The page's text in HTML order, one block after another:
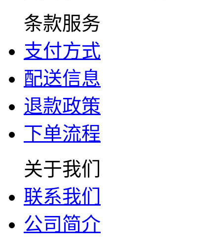
条款服务
支付方式
配送信息
退款政策
下单流程
关于我们
联系我们
公司简介